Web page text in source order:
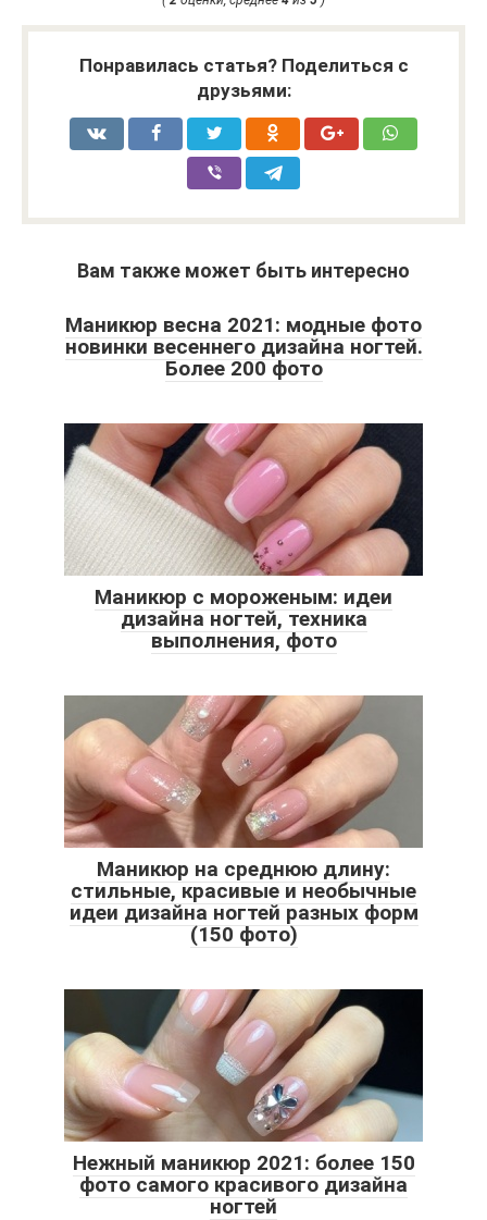
Понравилась статья? Поделиться с
друзьями:
Вам также может быть интересно
Маникюр весна 2021: модные фото
новинки весеннего дизайна ногтей.
Более 200 фото
Маникюр с мороженым: идеи
дизайна ногтей, техника
выполнения, фото
Маникюр на среднюю длину:
стильные, красивые и необычные
идеи дизайна ногтей разных форм
(150 фото)
Нежный маникюр 2021: более 150
фото самого красивого дизайна
ногтей